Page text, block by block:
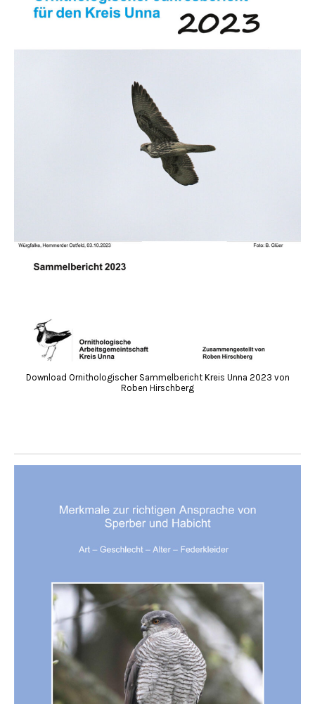
Download Ornithologischer Sammelbericht Kreis Unna 2023 von
Roben Hirschberg